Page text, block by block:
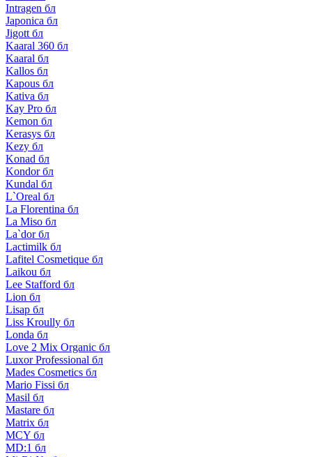
Intragen бл
Japonica бл
Jigott бл
Kaaral 360 бл
Kaaral бл
Kallos бл
Kapous бл
Kativa бл
Kay Pro бл
Kemon бл
Kerasys бл
Kezy бл
Konad бл
Kondor бл
Kundal бл
L`Oreal бл
La Florentina бл
La Miso бл
La`dor бл
Lactimilk бл
Lafitel Cosmetique бл
Laikou бл
Lee Stafford бл
Lion бл
Lisap бл
Liss Kroully бл
Londa бл
Love 2 Mix Organic бл
Luxor Professional бл
Mades Cosmetics бл
Mario Fissi бл
Masil бл
Mastare бл
Matrix бл
MCY бл
MD:1 бл